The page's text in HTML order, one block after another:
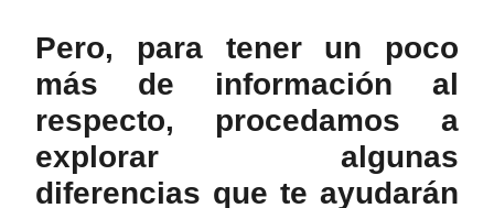
Pero, para tener un poco
más de información al
respecto, procedamos a
explorar algunas
diferencias que te ayudarán